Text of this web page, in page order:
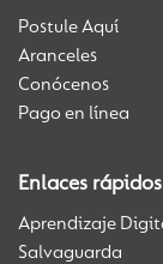
Postule Aquí
Aranceles
Conócenos
Pago en línea
Enlaces rápidos
Aprendizaje
Salvaguarda